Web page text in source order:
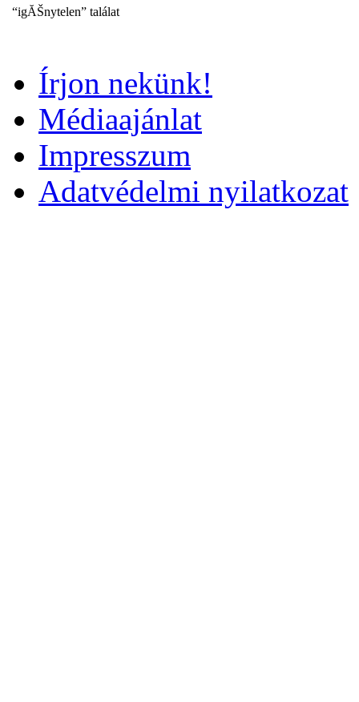
“igĂŠnytelen” találat
Írjon nekünk!
Médiaajánlat
Impresszum
Adatvédelmi nyilatkozat